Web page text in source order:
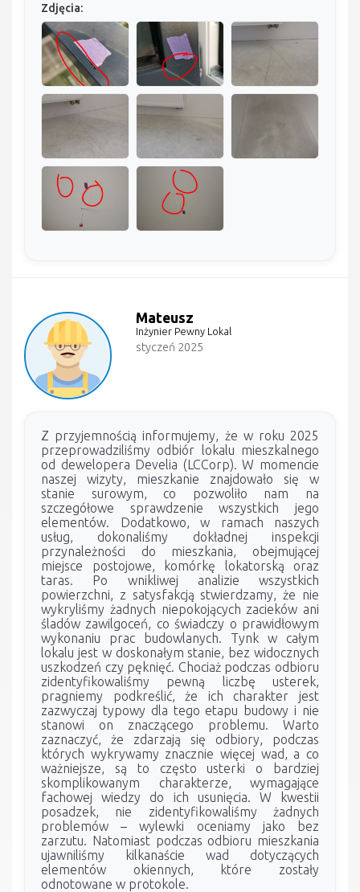
Zdjęcia:
Mateusz
Inżynier Pewny Lokal
styczeń 2025
Z przyjemnością informujemy, że w roku 2025
przeprowadziliśmy odbiór lokalu mieszkalnego
od dewelopera Develia (LCCorp). W momencie
naszej wizyty, mieszkanie znajdowało się w
stanie surowym, co pozwoliło nam na
szczegółowe sprawdzenie wszystkich jego
elementów. Dodatkowo, w ramach naszych
usług, dokonaliśmy dokładnej inspekcji
przynależności do mieszkania, obejmującej
miejsce postojowe, komórkę lokatorską oraz
taras. Po wnikliwej analizie wszystkich
powierzchni, z satysfakcją stwierdzamy, że nie
wykryliśmy żadnych niepokojących zacieków ani
śladów zawilgoceń, co świadczy o prawidłowym
wykonaniu prac budowlanych. Tynk w całym
lokalu jest w doskonałym stanie, bez widocznych
uszkodzeń czy pęknięć. Chociaż podczas odbioru
zidentyfikowaliśmy pewną liczbę usterek,
pragniemy podkreślić, że ich charakter jest
zazwyczaj typowy dla tego etapu budowy i nie
stanowi on znaczącego problemu. Warto
zaznaczyć, że zdarzają się odbiory, podczas
których wykrywamy znacznie więcej wad, a co
ważniejsze, są to często usterki o bardziej
skomplikowanym charakterze, wymagające
fachowej wiedzy do ich usunięcia. W kwestii
posadzek, nie zidentyfikowaliśmy żadnych
problemów – wylewki oceniamy jako bez
zarzutu. Natomiast podczas odbioru mieszkania
ujawniliśmy kilkanaście wad dotyczących
elementów okiennych, które zostały
odnotowane w protokole.